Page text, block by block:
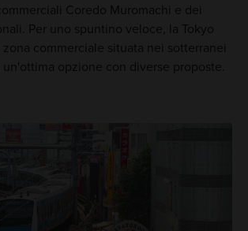
Coredo Muromachi e dei
Per uno spuntino veloce, la Tokyo
commerciale situata nei sotterranei
opzione con diverse proposte.